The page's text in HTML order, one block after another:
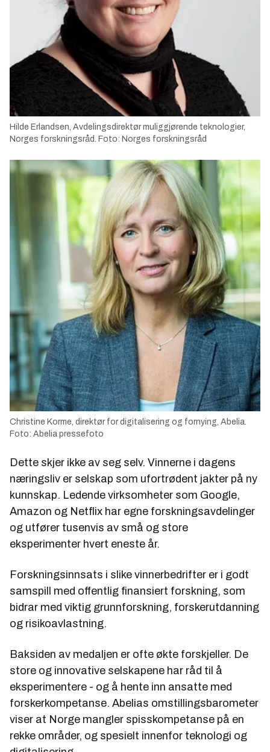
Hilde Erlandsen, Avdelingsdirektør muliggjørende teknologier,
Norges forskningsråd. Foto: Norges forskningsråd
Christine Korme, direktør for digitalisering og fornying, Abelia.
Foto: Abelia pressefoto
Dette skjer ikke av seg selv. Vinnerne i dagens
næringsliv er selskap som ufortrødent jakter på ny
kunnskap. Ledende virksomheter som Google,
Amazon og Netflix har egne forskningsavdelinger
og utfører tusenvis av små og store
eksperimenter hvert eneste år.
Forskningsinnsats i slike vinnerbedrifter er i godt
samspill med offentlig finansiert forskning, som
bidrar med viktig grunnforskning, forskerutdanning
og risikoavlastning.
Baksiden av medaljen er ofte økte forskjeller. De
store og innovative selskapene har råd til å
eksperimentere - og å hente inn ansatte med
forskerkompetanse. Abelias omstillingsbarometer
viser at Norge mangler spisskompetanse på en
rekke områder, og spesielt innenfor teknologi og